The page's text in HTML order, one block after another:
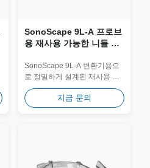
SonoScape 9L-A 프로브
용 재사용 가능한 니들 가
171
SonoScape 9L-A 변환기용으
로 정밀하게 설계된 재사용 가
능한 니들 가이드. 의료용 316L
스테인리스 스틸로 제작되어
장기적인 임상 안전성과 정확
지금 문의